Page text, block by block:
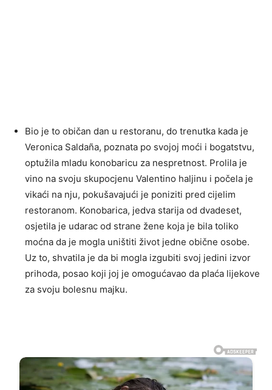
Bio je to običan dan u restoranu, do trenutka kada je
Veronica Saldaña, poznata po svojoj moći i bogatstvu,
optužila mladu konobaricu za nespretnost. Prolila je
vino na svoju skupocjenu Valentino haljinu i počela je
vikaći na nju, pokušavajući je poniziti pred cijelim
restoranom. Konobarica, jedva starija od dvadeset,
osjetila je udarac od strane žene koja je bila toliko
moćna da je mogla uništiti život jedne obične osobe.
Uz to, shvatila je da bi mogla izgubiti svoj jedini izvor
prihoda, posao koji joj je omogućavao da plaća lijekove
za svoju bolesnu majku.